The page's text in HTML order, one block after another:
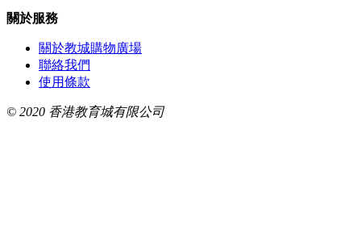
關於服務
關於教城購物廣場
聯絡我們
使用條款
© 2020 香港教育城有限公司